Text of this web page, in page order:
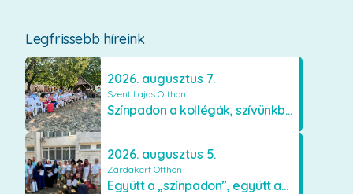
Legfrissebb híreink
2026. augusztus 7.
Szent Lajos Otthon
Színpadon a kollégák, szívünkben a lakók
2026. augusztus 5.
Zárdakert Otthon
Együtt a „színpadon”, együtt az élményekért 🎭✨